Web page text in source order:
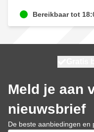
Bereikbaar tot
Meld je aan
nieuwsbrief
De beste aanbiedingen en